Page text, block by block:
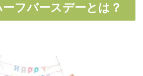
フバースデーとは？